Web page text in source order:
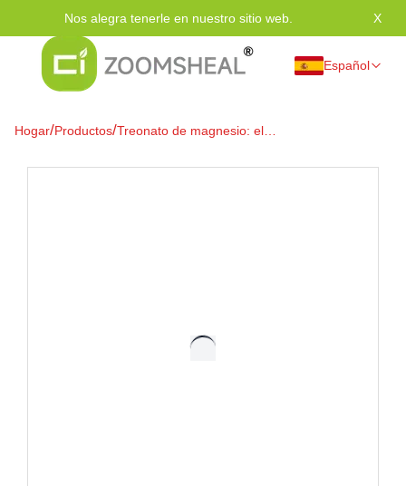
Nos alegra tenerle en nuestro sitio web. X
Español
Hogar/Productos/Treonato de magnesio: el